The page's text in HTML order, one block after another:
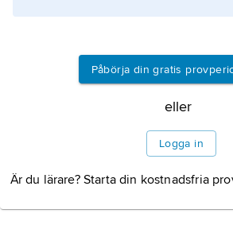
Påbörja din gratis
eller
Logga in
Är du lärare? Starta din kostnadsfria